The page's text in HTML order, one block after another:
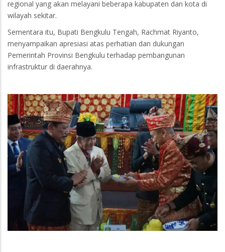
regional yang akan melayani beberapa kabupaten dan kota di
wilayah sekitar.
Sementara itu, Bupati Bengkulu Tengah, Rachmat Riyanto,
menyampaikan apresiasi atas perhatian dan dukungan
Pemerintah Provinsi Bengkulu terhadap pembangunan
infrastruktur di daerahnya.